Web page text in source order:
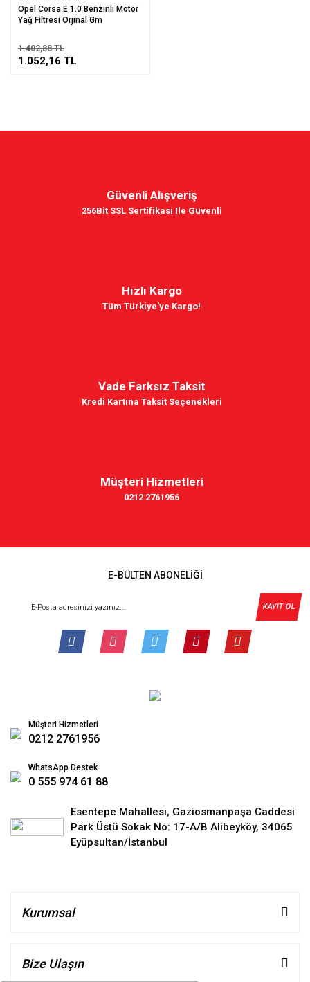
Opel Corsa E 1.0 Benzinli Motor
Yağ Filtresi Orjinal Gm
1.402,88 TL
1.052,16 TL
Güvenli Alışveriş
256Bit SSL Sertifikası Ile Güvenli
Hızlı Kargo
Tüm Türkiye'ye Kargo!
Vade Farksız Taksit
Kredi Kartına Taksit Seçenekleri
Müşteri Hizmetleri
0212 2761956
E-BÜLTEN ABONELİĞİ
KAYIT OL
Müşteri Hizmetleri
0212 2761956
WhatsApp Destek
0 555 974 61 88
Esentepe Mahallesi, Gaziosmanpaşa Caddesi
Park Üstü Sokak No: 17-A/B Alibeyköy, 34065
Eyüpsultan/İstanbul
Kurumsal
Bize Ulaşın